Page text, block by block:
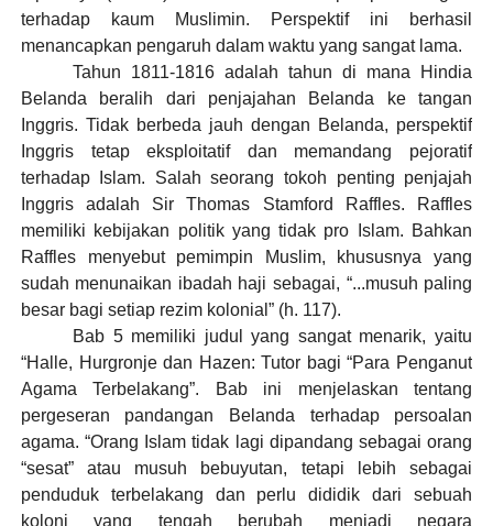
terhadap kaum Muslimin. Perspektif ini berhasil
menancapkan pengaruh dalam waktu yang sangat lama.
Tahun 1811-1816 adalah tahun di mana Hindia
Belanda beralih dari penjajahan Belanda ke tangan
Inggris. Tidak berbeda jauh dengan Belanda, perspektif
Inggris tetap eksploitatif dan memandang pejoratif
terhadap Islam. Salah seorang tokoh penting penjajah
Inggris adalah Sir Thomas Stamford Raffles. Raffles
memiliki kebijakan politik yang tidak pro Islam. Bahkan
Raffles menyebut pemimpin Muslim, khususnya yang
sudah menunaikan ibadah haji sebagai, “...musuh paling
besar bagi setiap rezim kolonial” (h. 117).
Bab 5 memiliki judul yang sangat menarik, yaitu
“Halle, Hurgronje dan Hazen: Tutor bagi “Para Penganut
Agama Terbelakang”. Bab ini menjelaskan tentang
pergeseran pandangan Belanda terhadap persoalan
agama. “Orang Islam tidak lagi dipandang sebagai orang
“sesat” atau musuh bebuyutan, tetapi lebih sebagai
penduduk terbelakang dan perlu dididik dari sebuah
koloni yang tengah berubah menjadi negara